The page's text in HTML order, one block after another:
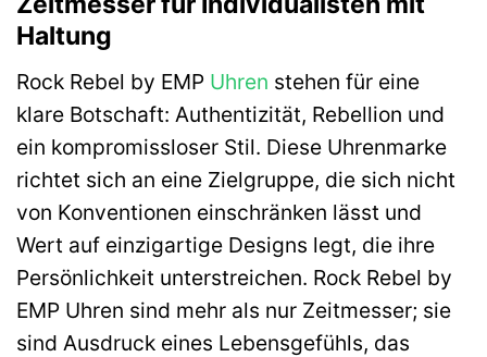
Haltung
Rock Rebel by EMP Uhren stehen für eine
klare Botschaft: Authentizität, Rebellion und
ein kompromissloser Stil. Diese Uhrenmarke
richtet sich an eine Zielgruppe, die sich nicht
von Konventionen einschränken lässt und
Wert auf einzigartige Designs legt, die ihre
Persönlichkeit unterstreichen. Rock Rebel by
EMP Uhren sind mehr als nur Zeitmesser; sie
sind Ausdruck eines Lebensgefühls, das